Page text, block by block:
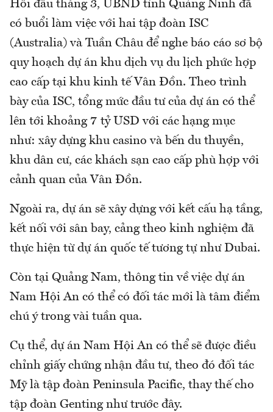
Hồi đầu tháng 3, UBND tỉnh Quảng Ninh đã
có buổi làm việc với hai tập đoàn ISC
(Australia) và Tuần Châu để nghe báo cáo sơ bộ
quy hoạch dự án khu dịch vụ du lịch phức hợp
cao cấp tại khu kinh tế Vân Đồn. Theo trình
bày của ISC, tổng mức đầu tư của dự án có thể
lên tới khoảng 7 tỷ USD với các hạng mục
như: xây dựng khu casino và bến du thuyền,
khu dân cư, các khách sạn cao cấp phù hợp với
cảnh quan của Vân Đồn.
Ngoài ra, dự án sẽ xây dựng với kết cấu hạ tầng,
kết nối với sân bay, cảng theo kinh nghiệm đã
thực hiện từ dự án quốc tế tương tự như Dubai.
Còn tại Quảng Nam, thông tin về việc dự án
Nam Hội An có thể có đối tác mới là tâm điểm
chú ý trong vài tuần qua.
Cụ thể, dự án Nam Hội An có thể sẽ được điều
chỉnh giấy chứng nhận đầu tư, theo đó đối tác
Mỹ là tập đoàn Peninsula Pacific, thay thế cho
tập đoàn Genting như trước đây.